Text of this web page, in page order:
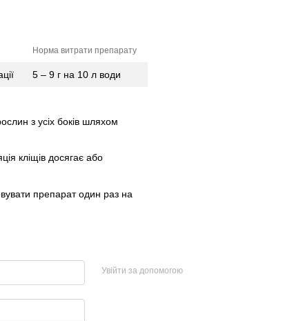
Норма витрати препарату
5 – 9 г на 10 л води
з усіх боків шляхом
кліщів досягає або
препарат один раз на
Увійти за допомогою